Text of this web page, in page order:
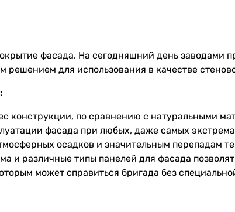
фасада. На сегодняшний день заводами
решением для использования в качестве
конструкции, по сравнению с натуральными
фасада при любых, даже самых
осадков и значительным перепадам
и различные типы панелей для фасада
может справиться бригада без